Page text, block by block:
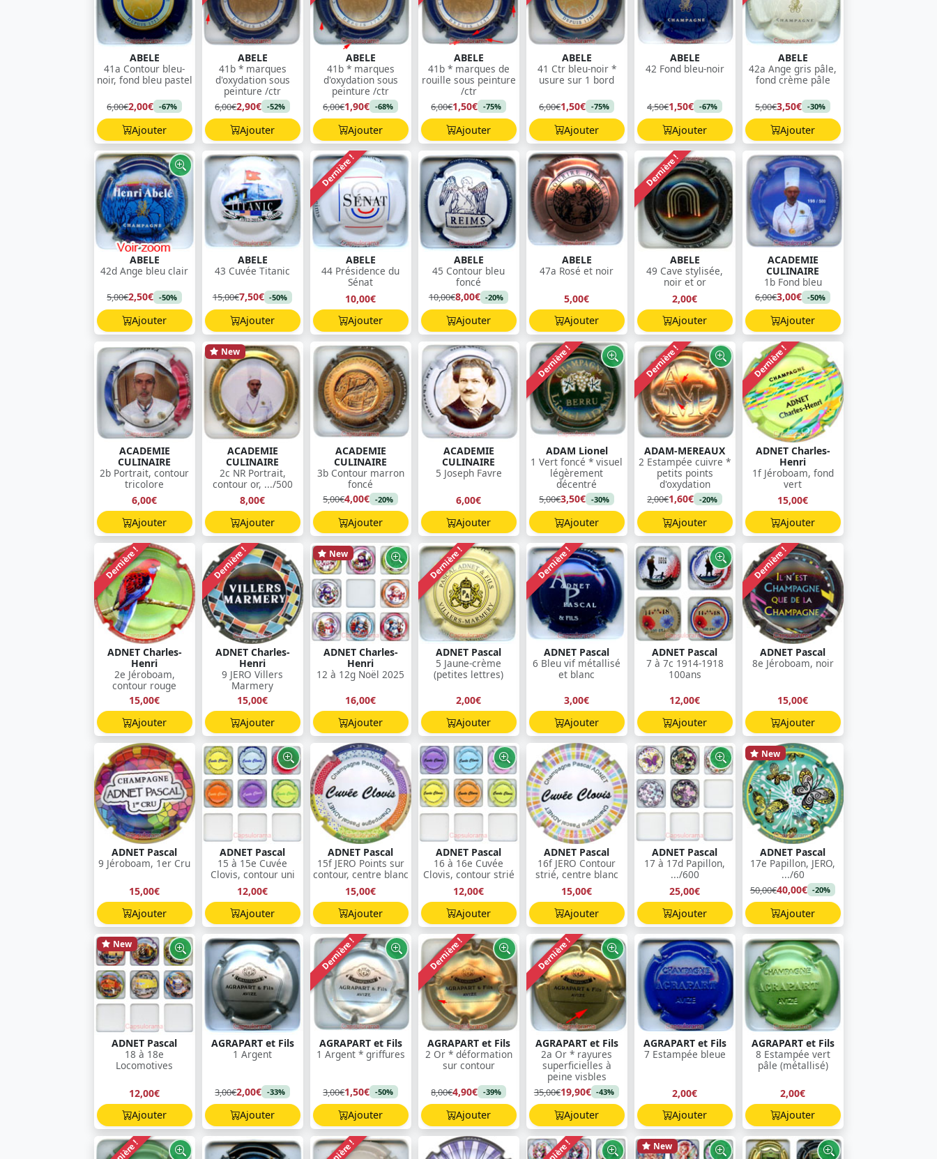
ABELE
41a Contour bleu-
noir, fond bleu pastel
6,00€2,00€ -67%
Ajouter
ABELE
41b * marques
d'oxydation sous
peinture /ctr
6,00€2,90€ -52%
Ajouter
ABELE
41b * marques
d'oxydation sous
peinture /ctr
6,00€1,90€ -68%
Ajouter
ABELE
41b * marques de
rouille sous peinture
/ctr
6,00€1,50€ -75%
Ajouter
ABELE
41 Ctr bleu-noir *
usure sur 1 bord
6,00€1,50€ -75%
Ajouter
ABELE
42 Fond bleu-noir
4,50€1,50€ -67%
Ajouter
ABELE
42a Ange gris pâle,
fond crème pâle
5,00€3,50€ -30%
Ajouter
ABELE
42d Ange bleu clair
5,00€2,50€ -50%
Ajouter
ABELE
43 Cuvée Titanic
15,00€7,50€ -50%
Ajouter
Dernière !
ABELE
44 Présidence du
Sénat
10,00€
Ajouter
ABELE
45 Contour bleu
foncé
10,00€8,00€ -20%
Ajouter
ABELE
47a Rosé et noir
5,00€
Ajouter
Dernière !
ABELE
49 Cave stylisée,
noir et or
2,00€
Ajouter
ACADEMIE
CULINAIRE
1b Fond bleu
6,00€3,00€ -50%
Ajouter
ACADEMIE
CULINAIRE
2b Portrait, contour
tricolore
6,00€
Ajouter
New
ACADEMIE
CULINAIRE
2c NR Portrait,
contour or, .../500
8,00€
Ajouter
ACADEMIE
CULINAIRE
3b Contour marron
foncé
5,00€4,00€ -20%
Ajouter
ACADEMIE
CULINAIRE
5 Joseph Favre
6,00€
Ajouter
Dernière !
ADAM Lionel
1 Vert foncé * visuel
légèrement
décentré
5,00€3,50€ -30%
Ajouter
Dernière !
ADAM-MEREAUX
2 Estampée cuivre *
petits points
d'oxydation
2,00€1,60€ -20%
Ajouter
Dernière !
ADNET Charles-
Henri
1f Jéroboam, fond
vert
15,00€
Ajouter
Dernière !
ADNET Charles-
Henri
2e Jéroboam,
contour rouge
15,00€
Ajouter
Dernière !
ADNET Charles-
Henri
9 JERO Villers
Marmery
15,00€
Ajouter
New
ADNET Charles-
Henri
12 à 12g Noël 2025
16,00€
Ajouter
Dernière !
ADNET Pascal
5 Jaune-crème
(petites lettres)
2,00€
Ajouter
Dernière !
ADNET Pascal
6 Bleu vif métallisé
et blanc
3,00€
Ajouter
ADNET Pascal
7 à 7c 1914-1918
100ans
12,00€
Ajouter
Dernière !
ADNET Pascal
8e Jéroboam, noir
15,00€
Ajouter
ADNET Pascal
9 Jéroboam, 1er Cru
15,00€
Ajouter
ADNET Pascal
15 à 15e Cuvée
Clovis, contour uni
12,00€
Ajouter
ADNET Pascal
15f JERO Points sur
contour, centre blanc
15,00€
Ajouter
ADNET Pascal
16 à 16e Cuvée
Clovis, contour strié
12,00€
Ajouter
ADNET Pascal
16f JERO Contour
strié, centre blanc
15,00€
Ajouter
ADNET Pascal
17 à 17d Papillon,
.../600
25,00€
Ajouter
New
ADNET Pascal
17e Papillon, JERO,
.../60
50,00€40,00€ -20%
Ajouter
New
ADNET Pascal
18 à 18e
Locomotives
12,00€
Ajouter
AGRAPART et Fils
1 Argent
3,00€2,00€ -33%
Ajouter
Dernière !
AGRAPART et Fils
1 Argent * griffures
3,00€1,50€ -50%
Ajouter
Dernière !
AGRAPART et Fils
2 Or * déformation
sur contour
8,00€4,90€ -39%
Ajouter
Dernière !
AGRAPART et Fils
2a Or * rayures
superficielles à
peine visbles
35,00€19,90€ -43%
Ajouter
AGRAPART et Fils
7 Estampée bleue
2,00€
Ajouter
AGRAPART et Fils
8 Estampée vert
pâle (métallisé)
2,00€
Ajouter
New